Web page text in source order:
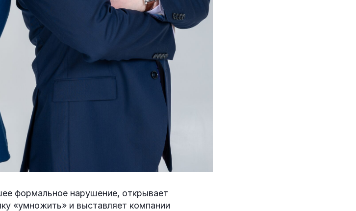
формальное нарушение, открывает
«умножить» и выставляет компании